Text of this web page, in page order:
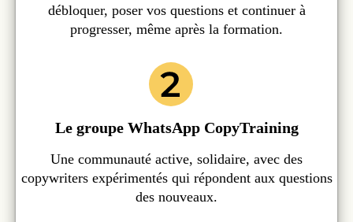
débloquer, poser vos questions et continuer à
progresser, même après la formation.
Le groupe WhatsApp CopyTraining
Une communauté active, solidaire, avec des
copywriters expérimentés qui répondent aux questions
des nouveaux.